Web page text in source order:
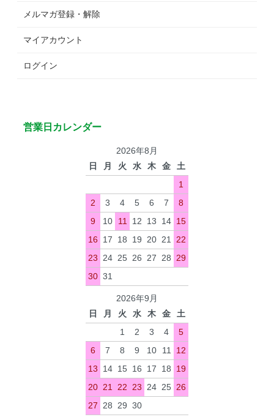
メルマガ登録・解除
マイアカウント
ログイン
営業日カレンダー
2026年8月
日
月 火 水 木 金
土
1
2
3 4 5 6 7
8
9
10 11 12 13 14 15
16 17 18 19 20 21
22
23
24 25 26 27 28
29
30 31
2026年9月
日
月 火 水 木 金
土
1
2 3 4
5
6
7 8 9 10 11
12
13
14 15 16 17 18
19
20 21 22 23 24 25 26
27
28 29 30